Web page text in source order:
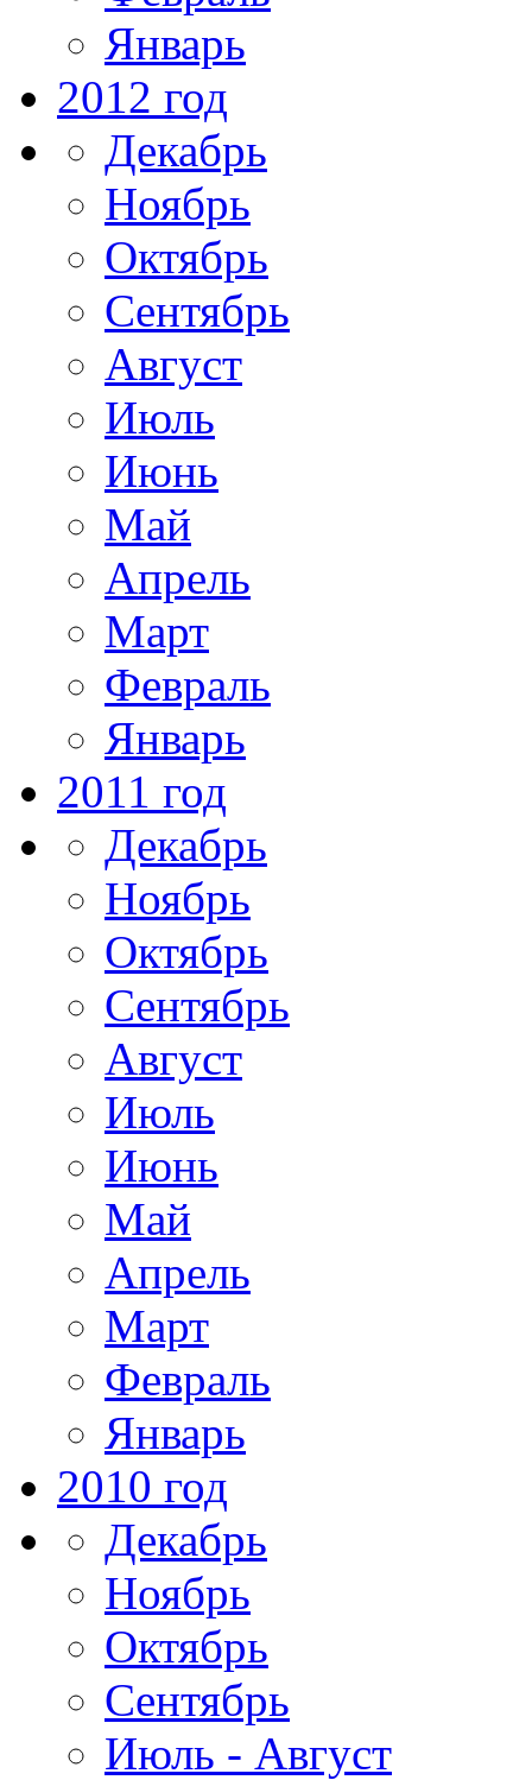
Январь
2012 год
Декабрь
Ноябрь
Октябрь
Сентябрь
Август
Июль
Июнь
Май
Апрель
Март
Февраль
Январь
2011 год
Декабрь
Ноябрь
Октябрь
Сентябрь
Август
Июль
Июнь
Май
Апрель
Март
Февраль
Январь
2010 год
Декабрь
Ноябрь
Октябрь
Сентябрь
Июль - Август